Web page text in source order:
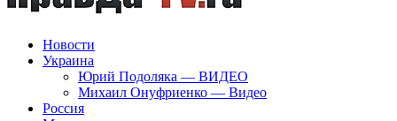
Новости
Украина
Юрий Подоляка — ВИДЕО
Михаил Онуфриенко — Видео
Россия